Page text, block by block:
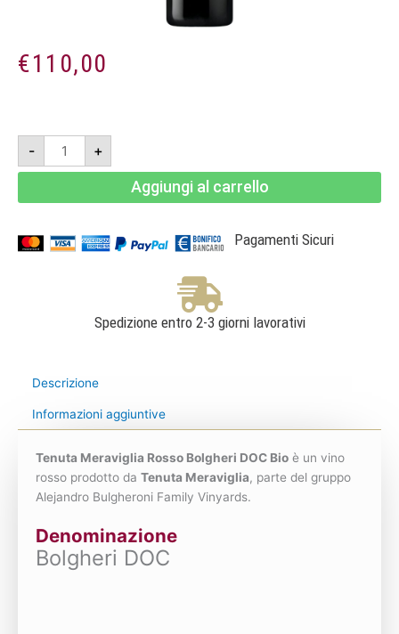
€110,00
-
Tenuta
Meraviglia
Rosso
Bolgheri
3l
Dievole
+
Aggiungi al carrello
Pagamenti Sicuri
Spedizione entro 2-3 giorni lavorativi
Descrizione
Informazioni aggiuntive
Tenuta Meraviglia Rosso Bolgheri DOC Bio è un vino
rosso prodotto da Tenuta Meraviglia, parte del gruppo
Alejandro Bulgheroni Family Vinyards.
Denominazione
Bolgheri DOC